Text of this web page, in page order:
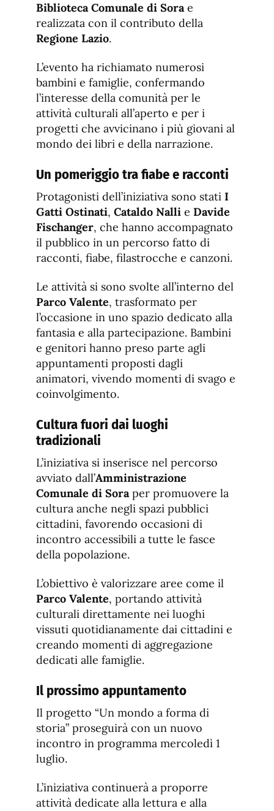
Biblioteca Comunale di Sora e
realizzata con il contributo della
Regione Lazio.
L’evento ha richiamato numerosi
bambini e famiglie, confermando
l’interesse della comunità per le
attività culturali all’aperto e per i
progetti che avvicinano i più giovani al
mondo dei libri e della narrazione.
Un pomeriggio tra fiabe e racconti
Protagonisti dell’iniziativa sono stati I
Gatti Ostinati, Cataldo Nalli e Davide
Fischanger, che hanno accompagnato
il pubblico in un percorso fatto di
racconti, fiabe, filastrocche e canzoni.
Le attività si sono svolte all’interno del
Parco Valente, trasformato per
l’occasione in uno spazio dedicato alla
fantasia e alla partecipazione. Bambini
e genitori hanno preso parte agli
appuntamenti proposti dagli
animatori, vivendo momenti di svago e
coinvolgimento.
Cultura fuori dai luoghi
tradizionali
L’iniziativa si inserisce nel percorso
avviato dall’Amministrazione
Comunale di Sora per promuovere la
cultura anche negli spazi pubblici
cittadini, favorendo occasioni di
incontro accessibili a tutte le fasce
della popolazione.
L’obiettivo è valorizzare aree come il
Parco Valente, portando attività
culturali direttamente nei luoghi
vissuti quotidianamente dai cittadini e
creando momenti di aggregazione
dedicati alle famiglie.
Il prossimo appuntamento
Il progetto “Un mondo a forma di
storia” proseguirà con un nuovo
incontro in programma mercoledì 1
luglio.
L’iniziativa continuerà a proporre
attività dedicate alla lettura e alla